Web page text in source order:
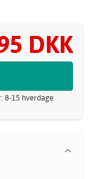
DKK
8-15 hverdage